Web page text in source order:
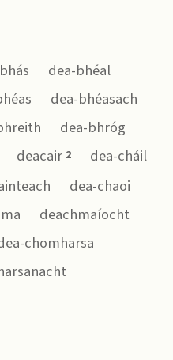
dea-bhéal
dea-bhéasach
dea-bhróg
deacair 2
dea-cháil
dea-chaoi
deachmaíocht
chomharsa